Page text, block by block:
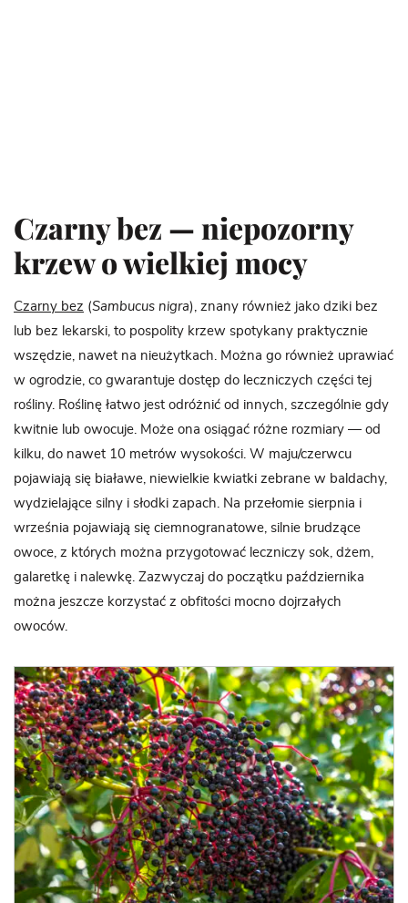
Czarny bez — niepozorny
krzew o wielkiej mocy
Czarny bez (Sambucus nigra), znany również jako dziki bez
lub bez lekarski, to pospolity krzew spotykany praktycznie
wszędzie, nawet na nieużytkach. Można go również uprawiać
w ogrodzie, co gwarantuje dostęp do leczniczych części tej
rośliny. Roślinę łatwo jest odróżnić od innych, szczególnie gdy
kwitnie lub owocuje. Może ona osiągać różne rozmiary — od
kilku, do nawet 10 metrów wysokości. W maju/czerwcu
pojawiają się białawe, niewielkie kwiatki zebrane w baldachy,
wydzielające silny i słodki zapach. Na przełomie sierpnia i
września pojawiają się ciemnogranatowe, silnie brudzące
owoce, z których można przygotować leczniczy sok, dżem,
galaretkę i nalewkę. Zazwyczaj do początku października
można jeszcze korzystać z obfitości mocno dojrzałych
owoców.